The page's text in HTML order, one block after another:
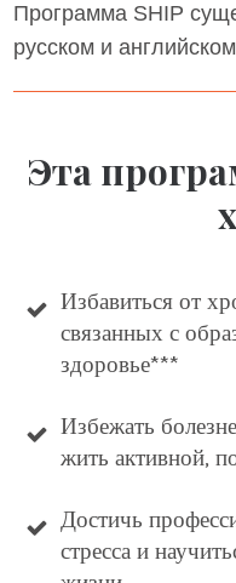
Программа SHIP
русском и
Эта
Избавиться от
связанных с
здоровье***
Избежать
жить активной,
Достичь
стресса и